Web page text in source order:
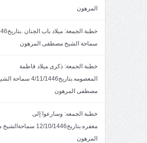
المرهون
سماحة الشيخ مصطفى المرهون
خطبة الجمعة: ذكرى ميلاد فاطمة
المعصومه.بتاريخ4/11/1446 سماحة
مصطفى المرهون
خطبة الجمعه: وسارعوا إلى
مغفره.بتاريخ12/10/1446
المرهون